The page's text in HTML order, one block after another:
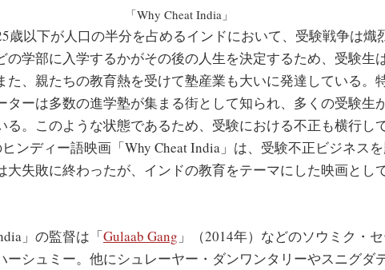
「Why Cheat India」
以下が人口の半分を占めるインドにおいて、受験戦争は熾
の学部に入学するかがその後の人生を決定するため、受験生
た、親たちの教育熱を受けて塾産業も大いに発達している。
ターは多数の進学塾が集まる街として知られ、多くの受験生
る。このような状態であるため、受験における不正も横行し
ンディー語映画「Why Cheat India」は、受験不正ビジネス
大失敗に終わったが、インドの教育をテーマにした映画とし
」の監督は「Gulaab Gang 」（2014年）などのソウミク・
ーシュミー。他にシュレーヤー・ダンワンタリーやスニグダ